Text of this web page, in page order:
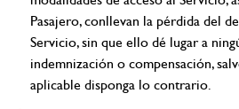
Pasajero, conllevan la pérdida del
Servicio, sin que ello dé lugar a
indemnización o compensación,
aplicable disponga lo contrario.